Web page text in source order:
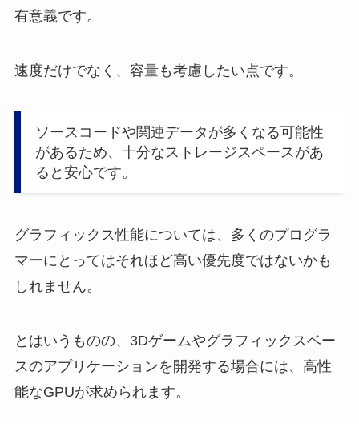
有意義です。
速度だけでなく、容量も考慮したい点です。
ソースコードや関連データが多くなる可能性
があるため、十分なストレージスペースがあ
ると安心です。
グラフィックス性能については、多くのプログラ
マーにとってはそれほど高い優先度ではないかも
しれません。
とはいうものの、3Dゲームやグラフィックスベー
スのアプリケーションを開発する場合には、高性
能なGPUが求められます。